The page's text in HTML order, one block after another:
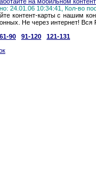
24.01.06 10:34:41, Кол-во
контент-карты с нашим
Не через интернет! Вся
61-90 91-120
121-131